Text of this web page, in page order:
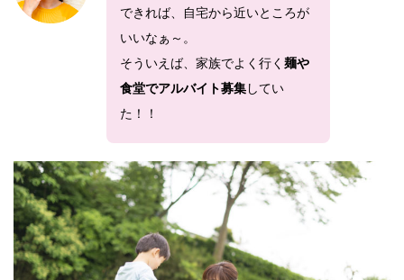
できれば、自宅から近いところが
いいなぁ～。
そういえば、家族でよく行く 麺や
食堂でアルバイト募集してい
た！！